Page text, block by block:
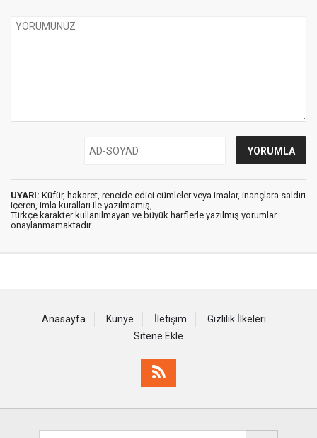
UYARI: Küfür, hakaret, rencide edici cümleler veya imalar, inançlara saldırı
içeren, imla kuralları ile yazılmamış,
Türkçe karakter kullanılmayan ve büyük harflerle yazılmış yorumlar
onaylanmamaktadır.
Anasayfa Künye İletişim
Gizlilik İlkeleri
Sitene Ekle